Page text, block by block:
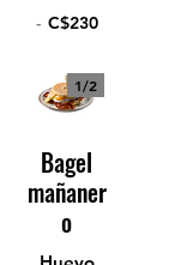
- C$230
Bagel
mañaner
o
1/2